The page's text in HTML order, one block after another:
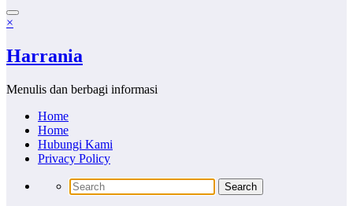
×
Harrania
Menulis dan berbagi informasi
Home
Home
Hubungi Kami
Privacy Policy